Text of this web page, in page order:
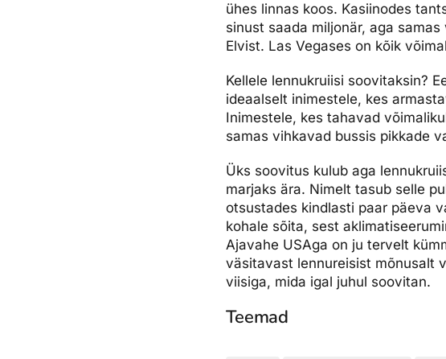
ühes linnas koos. Kasiinodes
sinust saada miljonär, aga
Elvist. Las Vegases on kõik
Kellele lennukruiisi soovitaksin?
ideaalselt inimestele, kes
Inimestele, kes tahavad
samas vihkavad bussis pikkade
Üks soovitus kulub aga
marjaks ära. Nimelt tasub selle
otsustades kindlasti paar päeva
kohale sõita, sest
Ajavahe USAga on ju tervelt
väsitavast lennureisist mõnusalt
viisiga, mida igal juhul soovitan.
Teemad